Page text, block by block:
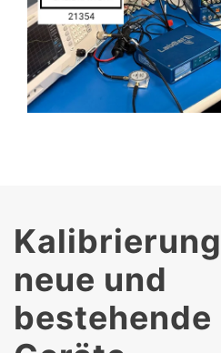
neue und
bestehende